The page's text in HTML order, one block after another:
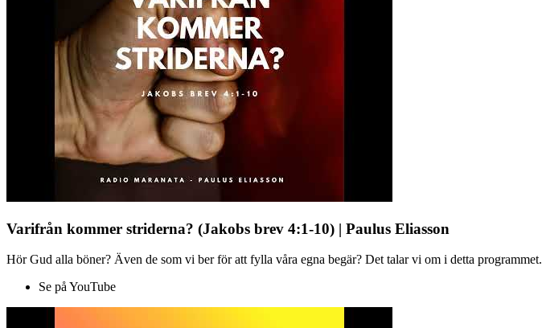
Varifrån kommer striderna? (Jakobs brev 4:1-10) | Paulus Eliasson
Hör Gud alla böner? Även de som vi ber för att fylla våra egna begär? Det talar vi om i detta programmet.
Se på YouTube